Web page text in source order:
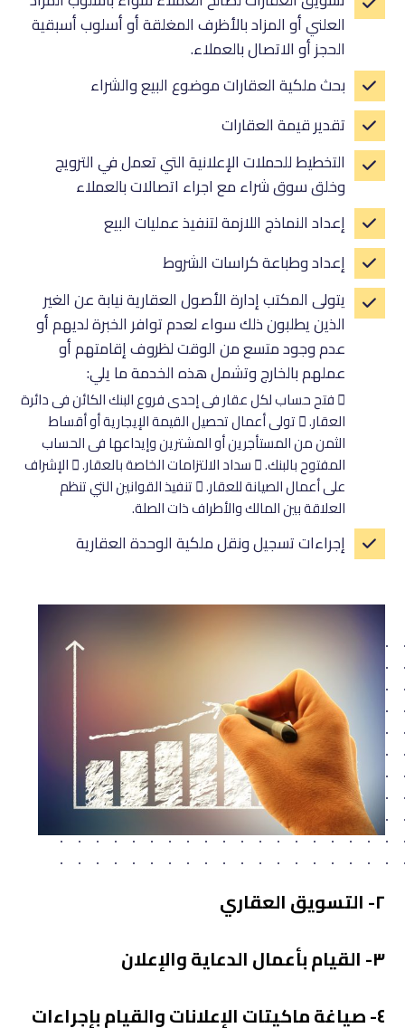
العلني أو المزاد بالأظرف المغلقة أو أسلوب أسبقية
الحجز أو الاتصال بالعملاء.
بحث ملكية العقارات موضوع البيع والشراء
تقدير قيمة العقارات
التخطيط للحملات الإعلانية التي تعمل في الترويج
وخلق سوق شراء مع اجراء اتصالات بالعملاء
إعداد النماذج اللازمة لتنفيذ عمليات البيع
إعداد وطباعة كراسات الشروط
يتولى المكتب إدارة الأصول العقارية نيابة عن الغير
الذين يطلبون ذلك سواء لعدم توافر الخبرة لديهم أو
عدم وجود متسع من الوقت لظروف إقامتهم أو
عملهم بالخارج وتشمل هذه الخدمة ما يلي:
 فتح حساب لكل عقار فى إحدى فروع البنك الكائن فى دائرة
العقار.  تولى أعمال تحصيل القيمة الإيجارية أو أقساط
الثمن من المستأجرين أو المشترين وإيداعها فى الحساب
المفتوح بالبنك.  سداد الالتزامات الخاصة بالعقار.  الإشراف
على أعمال الصيانة للعقار.  تنفيذ القوانين التي تنظم
العلاقة بين المالك والأطراف ذات الصلة.
إجراءات تسجيل ونقل ملكية الوحدة العقارية
٢- التسويق العقاري
٣- القيام بأعمال الدعاية والإعلان
٤- صياغة ماكيتات الإعلانات والقيام بإجراءات